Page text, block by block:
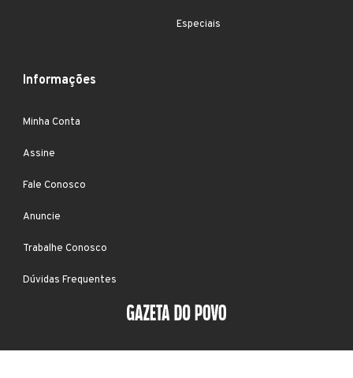
Especiais
Informações
Minha Conta
Assine
Fale Conosco
Anuncie
Trabalhe Conosco
Dúvidas Frequentes